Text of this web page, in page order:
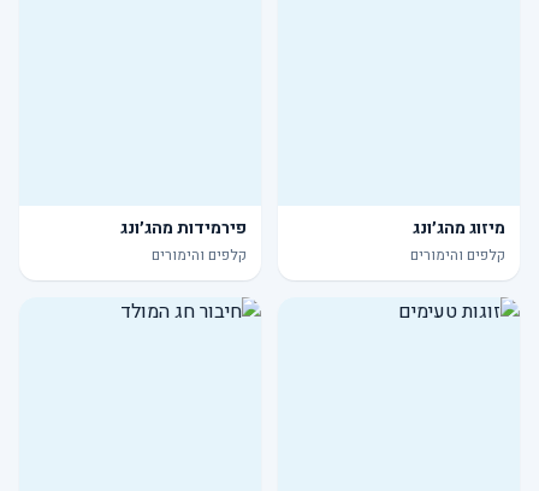
מיזוג מהג׳ונג
קלפים והימורים
פירמידות מהג׳ונג
קלפים והימורים